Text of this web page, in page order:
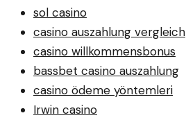
sol casino
casino auszahlung vergleich
casino willkommensbonus
bassbet casino auszahlung
casino ödeme yöntemleri
Irwin casino